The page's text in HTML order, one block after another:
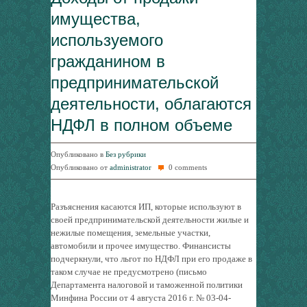
имущества,
используемого
гражданином в
предпринимательской
деятельности, облагаются
НДФЛ в полном объеме
Опубликовано в Без рубрики
Опубликовано от administrator 0 comments
Разъяснения касаются ИП, которые используют в
своей предпринимательской деятельности жилые и
нежилые помещения, земельные участки,
автомобили и прочее имущество. Финансисты
подчеркнули, что льгот по НДФЛ при его продаже в
таком случае не предусмотрено (письмо
Департамента налоговой и таможенной политики
Минфина России от 4 августа 2016 г. № 03-04-